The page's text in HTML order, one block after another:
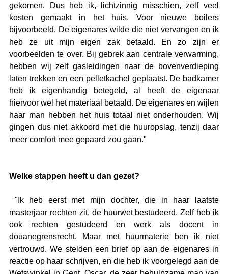
gekomen. Dus heb ik, lichtzinnig misschien, zelf veel
kosten gemaakt in het huis. Voor nieuwe boilers
bijvoorbeeld. De eigenares wilde die niet vervangen en ik
heb ze uit mijn eigen zak betaald. En zo zijn er
voorbeelden te over. Bij gebrek aan centrale verwarming,
hebben wij zelf gasleidingen naar de bovenverdieping
laten trekken en een pelletkachel geplaatst. De badkamer
heb ik eigenhandig betegeld, al heeft de eigenaar
hiervoor wel het materiaal betaald. De eigenares en wijlen
haar man hebben het huis totaal niet onderhouden. Wij
gingen dus niet akkoord met die huuropslag, tenzij daar
meer comfort mee gepaard zou gaan."
Welke stappen heeft u dan gezet?
masterjaar rechten zit, de huurwet bestudeerd. Zelf heb ik
ook rechten gestudeerd en werk als docent in
douanegrensrecht. Maar met huurmaterie ben ik niet
vertrouwd. We stelden een brief op aan de eigenares in
reactie op haar schrijven, en die heb ik voorgelegd aan de